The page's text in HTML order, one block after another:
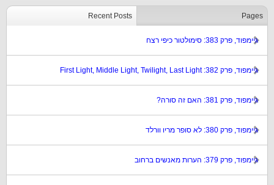
Recent Posts Pages
גיימפוד, פרק 383: סימולטור כיפי רצח
גיימפוד, פרק 382: First Light, Middle Light, Twilight, Last Light
גיימפוד, פרק 381: האם זה סורה?
גיימפוד, פרק 380: לא סופר מריו וורלד
גיימפוד, פרק 379: הערות מאנשים ברחוב